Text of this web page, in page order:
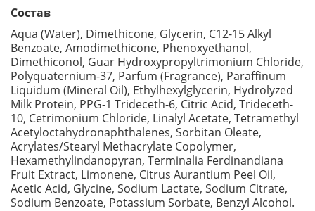
Состав
Aqua (Water), Dimethicone, Glycerin, C12-15 Alkyl
Benzoate, Amodimethicone, Phenoxyethanol,
Dimethiconol, Guar Hydroxypropyltrimonium Chloride,
Polyquaternium-37, Parfum (Fragrance), Paraffinum
Liquidum (Mineral Oil), Ethylhexylglycerin, Hydrolyzed
Milk Protein, PPG-1 Trideceth-6, Citric Acid, Trideceth-
10, Cetrimonium Chloride, Linalyl Acetate, Tetramethyl
Acetyloctahydronaphthalenes, Sorbitan Oleate,
Acrylates/Stearyl Methacrylate Copolymer,
Hexamethylindanopyran, Terminalia Ferdinandiana
Fruit Extract, Limonene, Citrus Aurantium Peel Oil,
Acetic Acid, Glycine, Sodium Lactate, Sodium Citrate,
Sodium Benzoate, Potassium Sorbate, Benzyl Alcohol.